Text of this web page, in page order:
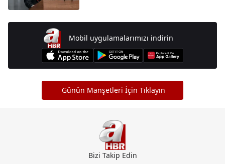
Mobil uygulamalarımızı indirin
Günün Manşetleri İçin Tıklayın
Bizi Takip Edin